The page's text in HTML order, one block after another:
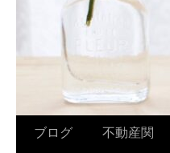
ブログ
不動産関